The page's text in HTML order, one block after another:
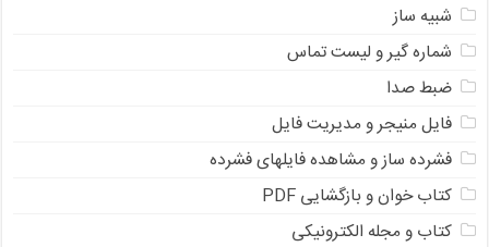
شبیه ساز
شماره گیر و لیست تماس
ضبط صدا
فایل منیجر و مدیریت فایل
فشرده ساز و مشاهده فایلهای فشرده
کتاب خوان و بازگشایی PDF
کتاب و مجله الکترونیکی